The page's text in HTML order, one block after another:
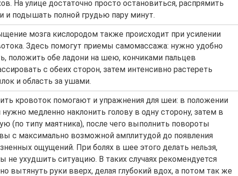
На улице достаточно просто остановиться, распрямить
и подышать полной грудью пару минут.
мозга кислородом также происходит при усилении
Здесь помогут приемы самомассажа: нужно удобно
положить обе ладони на шею, кончиками пальцев
с обеих сторон, затем интенсивно растереть
и область за ушами.
кровоток помогают и упражнения для шеи: в положении
нужно медленно наклонить голову в одну сторону, затем в
(по типу маятника), после чего выполнить повороты
с максимально возможной амплитудой до появления
ощущений. При болях в шее этого делать нельзя,
не ухудшить ситуацию. В таких случаях рекомендуется
вытянуть руки вверх, делая глубокий вдох, а потом так же